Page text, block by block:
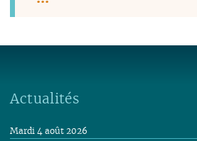
Actualités
Mardi 4 août 2026